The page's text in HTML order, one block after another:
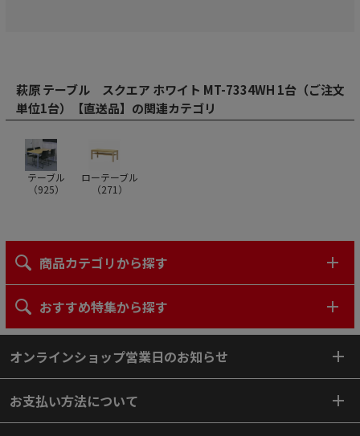
萩原 テーブル スクエア ホワイト MT-7334WH 1台（ご注文
単位1台）【直送品】の関連カテゴリ
テーブル
（925）
ローテーブル
（271 ）
商品カテゴリから探す
おすすめ特集から探す
オンラインショップ営業日のお知らせ
お支払い方法について